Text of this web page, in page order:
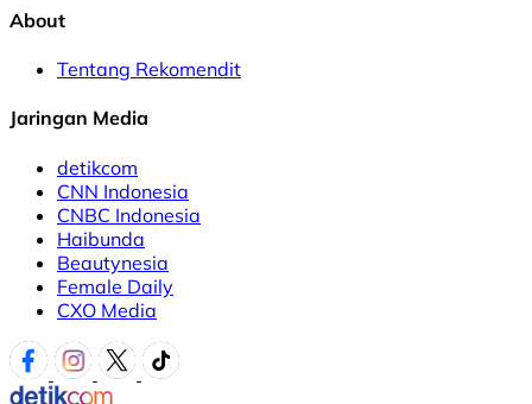
About
Tentang Rekomendit
Jaringan Media
detikcom
CNN Indonesia
CNBC Indonesia
Haibunda
Beautynesia
Female Daily
CXO Media